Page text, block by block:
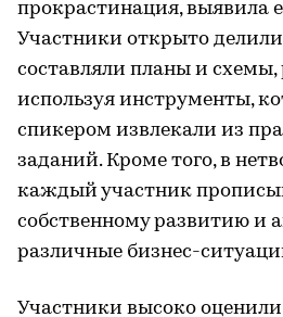
прокрастинация, выявила
Участники открыто
составляли планы и
используя инструменты,
спикером извлекали из
заданий. Кроме того, в
каждый участник
собственному развитию и
различные бизнес-
Участники высоко